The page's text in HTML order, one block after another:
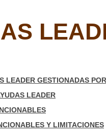
LEADER GESTIONADAS
LEADER
Y LIMITACIONES